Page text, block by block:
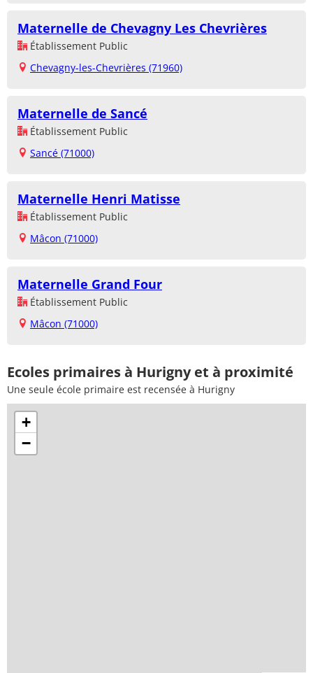
Maternelle de Chevagny Les Chevrières
Établissement Public
Chevagny-les-Chevrières (71960)
Maternelle de Sancé
Établissement Public
Sancé (71000)
Maternelle Henri Matisse
Établissement Public
Mâcon (71000)
Maternelle Grand Four
Établissement Public
Mâcon (71000)
Ecoles primaires à Hurigny et à proximité
Une seule école primaire est recensée à Hurigny
+
−